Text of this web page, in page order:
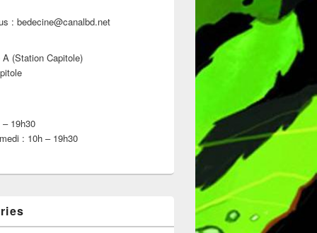
: bedecine@canalbd.net
A (Station Capitole)
19h30
: 10h – 19h30